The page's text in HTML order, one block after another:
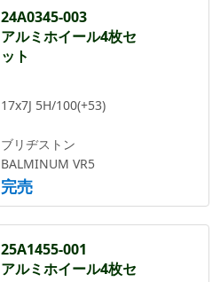
24A0345-003
アルミホイール4枚セ
ット
17x7J 5H/100(+53)
ブリヂストン
BALMINUM VR5
完売
25A1455-001
アルミホイール4枚セ